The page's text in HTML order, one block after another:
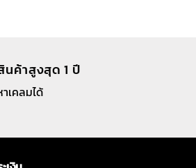
นค้าสูงสุด 1 ปี
เคลมได้